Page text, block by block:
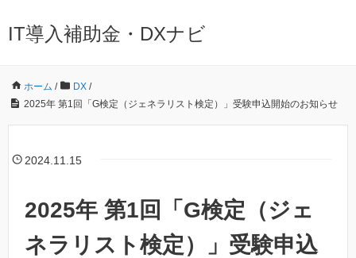
IT導入補助金・DXナビ
ホーム / DX /
2025年 第1回「G検定（ジェネラリスト検定）」受験申込開始のお知らせ
2024.11.15
2025年 第1回「G検定（ジェ
ネラリスト検定）」受験申込